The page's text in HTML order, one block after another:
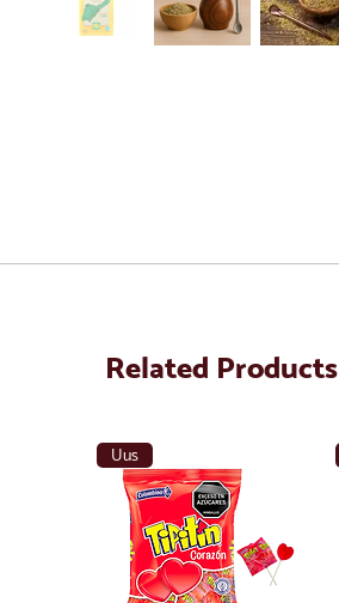
Related Products
Uus